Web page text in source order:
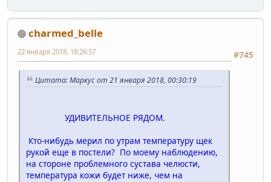
charmed_belle
#745
22 января 2018, 18:26:57
Цитата: Маркус от 21 января 2018, 00:30:19
УДИВИТЕЛЬНОЕ РЯДОМ.
Кто-нибудь мерил по утрам температуру щек
рукой еще в постели? По моему наблюдению,
на стороне проблемного сустава челюсти,
температура кожи будет ниже, чем на